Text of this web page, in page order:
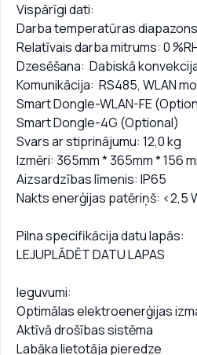
Vispārīgi dati:
Darba temperatūras
Relatīvais darba mitrums: 0
Dzesēšana: Dabiskā
Komunikācija: RS485, WLAN
Smart Dongle-WLAN-FE
Smart Dongle-4G (Optional)
Svars ar stiprinājumu: 12,0 kg
Izmēri: 365mm * 365mm * 156
Aizsardzības līmenis: IP65
Nakts enerģijas patēriņš: <2,5
Pilna specifikācija datu lapās:
LEJUPLĀDĒT DATU LAPAS
Ieguvumi:
Optimālas elektroenerģijas
Aktīvā drošības sistēma
Labāka lietotāja pieredze